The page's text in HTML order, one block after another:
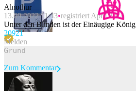
Alnothur
13.09.2022 11:43 registriert April 2014
Unter den Blinden ist der Einäugige
20921
Melden
Zum Kommentar